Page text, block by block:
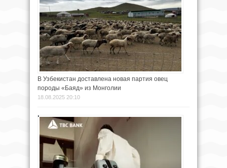
В Узбекистан доставлена новая партия овец
породы «Баяд» из Монголии
18.08.2025 20:10